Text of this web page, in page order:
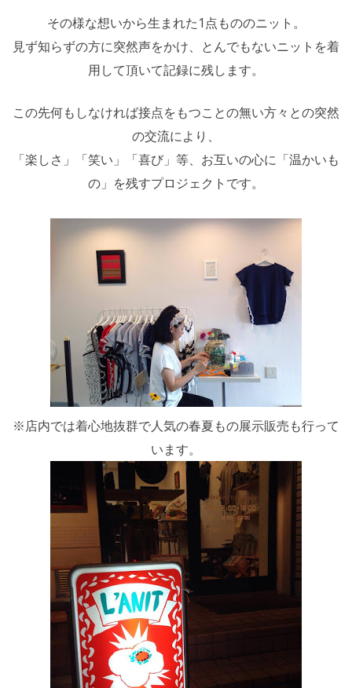
その様な想いから生まれた1点もののニット。
見ず知らずの方に突然声をかけ、とんでもないニットを着
用して頂いて記録に残します。
この先何もしなければ接点をもつことの無い方々との突然
の交流により、
「楽しさ」「笑い」「喜び」等、お互いの心に「温かいも
の」を残すプロジェクトです。
※店内では着心地抜群で人気の春夏もの展示販売も行って
います。